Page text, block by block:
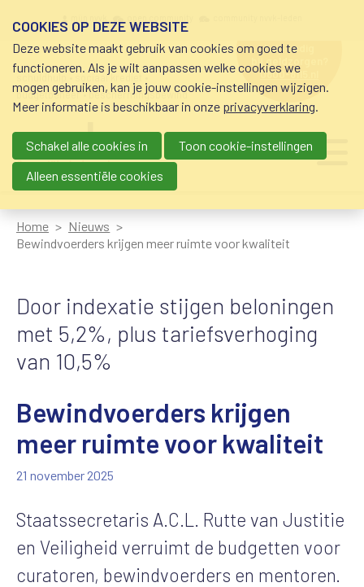
schuldhulp • sociaal krediet •
budgetbeheer • beschermingsbewind
hulp nodig
bij geldzorgen?
0800-8115.nl
Main navigation
Home
Nieuws
Bewindvoerders krijgen meer ruimte voor kwaliteit
Door indexatie stijgen beloningen
met 5,2%, plus tariefsverhoging
van 10,5%
Bewindvoerders krijgen
meer ruimte voor kwaliteit
21 november 2025
Staatssecretaris A.C.L. Rutte van Justitie
en Veiligheid verruimt de budgetten voor
curatoren, bewindvoerders en mentoren.
COOKIES OP DEZE WEBSITE
Deze website maakt gebruik van cookies om goed te
functioneren. Als je wilt aanpassen welke cookies we
mogen gebruiken, kan je jouw cookie-instellingen wijzigen.
Meer informatie is beschikbaar in onze privacyverklaring.
Schakel alle cookies in
Toon cookie-instellingen
Alleen essentiële cookies